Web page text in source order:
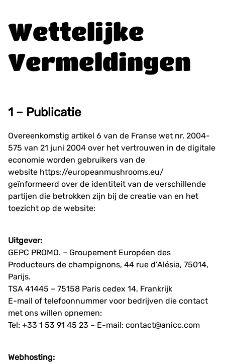
Wettelijke
Vermeldingen
1 – Publicatie
Overeenkomstig artikel 6 van de Franse wet nr. 2004-
575 van 21 juni 2004 over het vertrouwen in de digitale
economie worden gebruikers van de
website https://europeanmushrooms.eu/
geïnformeerd over de identiteit van de verschillende
partijen die betrokken zijn bij de creatie van en het
toezicht op de website:
Uitgever:
GEPC PROMO. – Groupement Européen des
Producteurs de champignons, 44 rue d’Alésia, 75014,
Parijs.
TSA 41445 – 75158 Paris cedex 14, Frankrijk
E-mail of telefoonnummer voor bedrijven die contact
met ons willen opnemen:
Tel: +33 1 53 91 45 23 – E-mail: contact@anicc.com
Webhosting: